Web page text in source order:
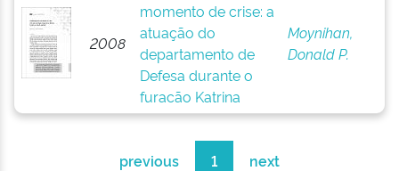
2008
momento de crise: a
atuação do
departamento de
Defesa durante o
furacão Katrina
Moynihan,
Donald P.
previous 1 next